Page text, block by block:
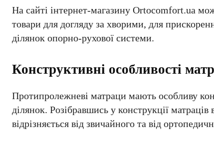
На сайті інтернет-магазину Ortocomfort.ua
товари для догляду за хворими, для
ділянок опорно-рухової системи.
Конструктивні особливості
Протипролежневі матраци мають особливу
ділянок. Розібравшись у конструкції
відрізняється від звичайного та від